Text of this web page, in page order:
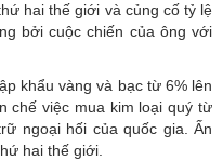
hai thế giới và củng cố tỷ lệ
bởi cuộc chiến của ông với
khẩu vàng và bạc từ 6% lên
chế việc mua kim loại quý từ
ngoại hối của quốc gia. Ấn
hai thế giới.